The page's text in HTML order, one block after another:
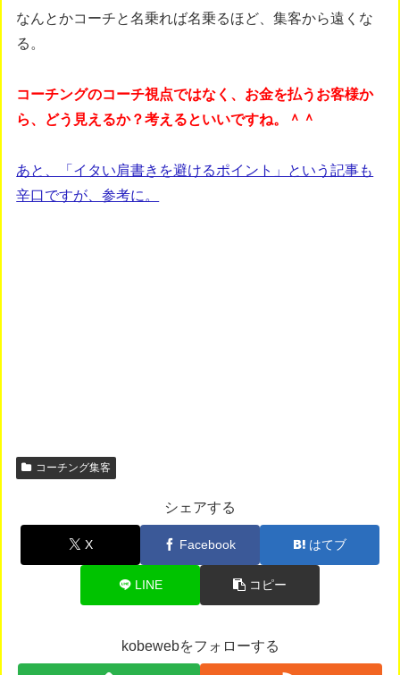
なんとかコーチと名乗れば名乗るほど、集客から遠くな
る。
コーチングのコーチ視点ではなく、お金を払うお客様か
ら、どう見えるか？考えるといいですね。＾＾
あと、「イタい肩書きを避けるポイント」という記事も
辛口ですが、参考に。
コーチング集客
シェアする
X Facebook はてブ
LINE コピー
kobewebをフォローする